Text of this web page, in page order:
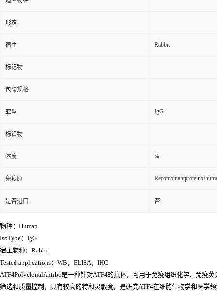
形态
宿主 Rabbit
标记物
包装规格
亚型 IgG
标识物
浓度 %
免疫原
是否进口 否
物种：Human
IsoType：IgG
宿主物种：Rabbit
Tested applications：WB，ELISA，IHC
ATF4PolyclonalAntibo是一种针对ATF4的抗体，可用于免疫组织化学、免疫
筛选和质量控制，具有较高的特和灵敏度，是研究ATF4在细胞生物学和医学